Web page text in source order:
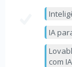
IA
com IA